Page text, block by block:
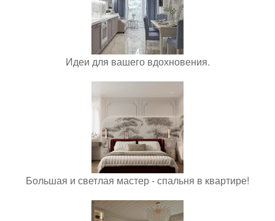
Идеи для вашего вдохновения.
Большая и светлая мастер - спальня в квартире!